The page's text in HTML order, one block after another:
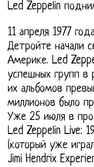
Led Zeppelin
11 апреля 1977
Детройте начали
Америке. Led
успешных групп
их альбомов
миллионов было
Уже 25 июля в
Led Zeppelin Live:
(который уже
Jimi Hendrix